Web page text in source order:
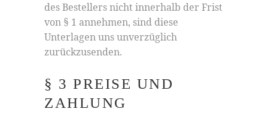
des Bestellers nicht innerhalb der Frist
von § 1 annehmen, sind diese
Unterlagen uns unverzüglich
zurückzusenden.
§ 3 PREISE UND
ZAHLUNG